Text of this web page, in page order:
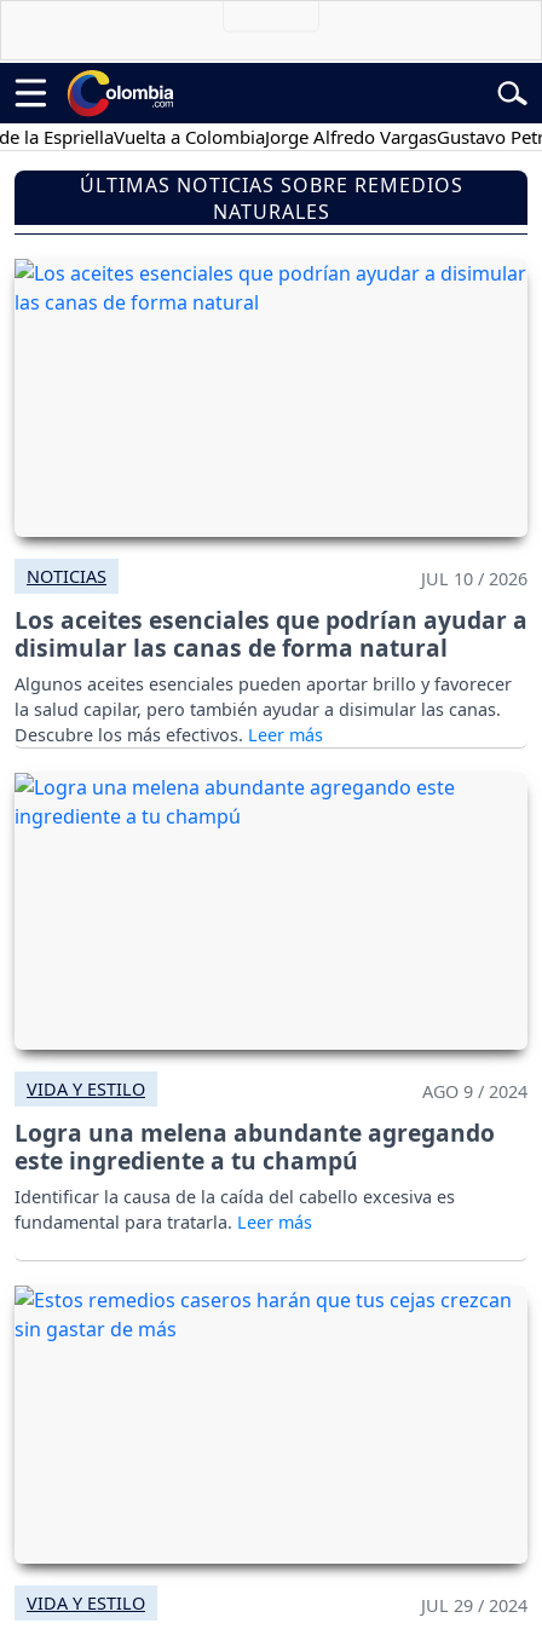
Vuelta a ColombiaJorge Alfredo VargasGustavo Petro
ÚLTIMAS NOTICIAS SOBRE REMEDIOS
NATURALES
NOTICIAS JUL 10 / 2026
Los aceites esenciales que podrían ayudar a
disimular las canas de forma natural
Algunos aceites esenciales pueden aportar brillo y favorecer
la salud capilar, pero también ayudar a disimular las canas.
Descubre los más efectivos.
VIDA Y ESTILO AGO 9 / 2024
Logra una melena abundante agregando
este ingrediente a tu champú
Identificar la causa de la caída del cabello excesiva es
fundamental para tratarla.
VIDA Y ESTILO JUL 29 / 2024